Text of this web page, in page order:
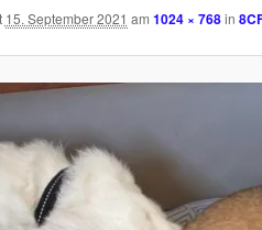
15. September 2021 am 1024 × 768in